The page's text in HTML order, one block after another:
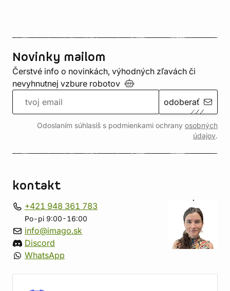
Novinky mailom
Čerstvé info o novinkách, výhodných zľavách či
nevyhnutnej vzbure robotov
odoberať
Odoslaním súhlasíš s podmienkami ochrany osobných
údajov.
kontakt
+421 948 361 783
Po-pi 9:00-16:00
info@imago.sk
Discord
WhatsApp